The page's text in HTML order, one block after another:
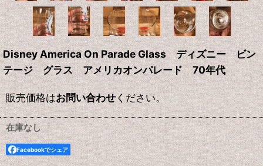
Disney America On Parade Glass ディズニー ビン
テージ グラス アメリカオンパレード 70年代
販売価格はお問い合わせください。
在庫なし
Facebookでシェア